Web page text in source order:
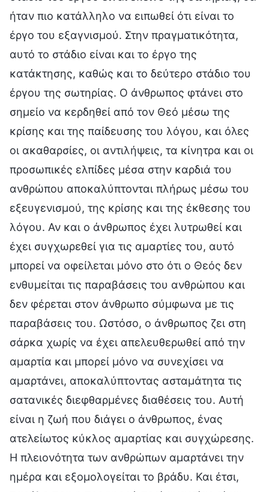
ήταν πιο κατάλληλο να ειπωθεί ότι είναι το
έργο του εξαγνισμού. Στην πραγματικότητα,
αυτό το στάδιο είναι και το έργο της
κατάκτησης, καθώς και το δεύτερο στάδιο του
έργου της σωτηρίας. Ο άνθρωπος φτάνει στο
σημείο να κερδηθεί από τον Θεό μέσω της
κρίσης και της παίδευσης του λόγου, και όλες
οι ακαθαρσίες, οι αντιλήψεις, τα κίνητρα και οι
προσωπικές ελπίδες μέσα στην καρδιά του
ανθρώπου αποκαλύπτονται πλήρως μέσω του
εξευγενισμού, της κρίσης και της έκθεσης του
λόγου. Αν και ο άνθρωπος έχει λυτρωθεί και
έχει συγχωρεθεί για τις αμαρτίες του, αυτό
μπορεί να οφείλεται μόνο στο ότι ο Θεός δεν
ενθυμείται τις παραβάσεις του ανθρώπου και
δεν φέρεται στον άνθρωπο σύμφωνα με τις
παραβάσεις του. Ωστόσο, ο άνθρωπος ζει στη
σάρκα χωρίς να έχει απελευθερωθεί από την
αμαρτία και μπορεί μόνο να συνεχίσει να
αμαρτάνει, αποκαλύπτοντας ασταμάτητα τις
σατανικές διεφθαρμένες διαθέσεις του. Αυτή
είναι η ζωή που διάγει ο άνθρωπος, ένας
ατελείωτος κύκλος αμαρτίας και συγχώρεσης.
Η πλειονότητα των ανθρώπων αμαρτάνει την
ημέρα και εξομολογείται το βράδυ. Και έτσι,